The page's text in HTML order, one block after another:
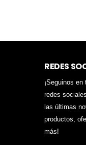
REDES
¡Seguinos
redes
las últimas
productos,
más!